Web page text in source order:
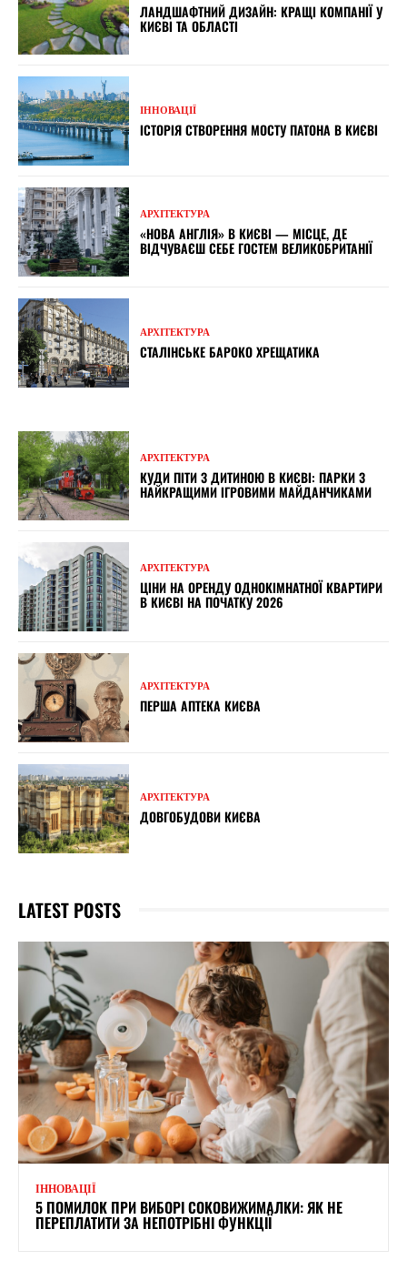
ЛАНДШАФТНИЙ ДИЗАЙН: КРАЩІ КОМПАНІЇ У
КИЄВІ ТА ОБЛАСТІ
ІННОВАЦІЇ
ІСТОРІЯ СТВОРЕННЯ МОСТУ ПАТОНА В КИЄВІ
АРХІТЕКТУРА
«НОВА АНГЛІЯ» В КИЄВІ — МІСЦЕ, ДЕ
ВІДЧУВАЄШ СЕБЕ ГОСТЕМ ВЕЛИКОБРИТАНІЇ
АРХІТЕКТУРА
СТАЛІНСЬКЕ БАРОКО ХРЕЩАТИКА
АРХІТЕКТУРА
КУДИ ПІТИ З ДИТИНОЮ В КИЄВІ: ПАРКИ З
НАЙКРАЩИМИ ІГРОВИМИ МАЙДАНЧИКАМИ
АРХІТЕКТУРА
ЦІНИ НА ОРЕНДУ ОДНОКІМНАТНОЇ КВАРТИРИ
В КИЄВІ НА ПОЧАТКУ 2026
АРХІТЕКТУРА
ПЕРША АПТЕКА КИЄВА
АРХІТЕКТУРА
ДОВГОБУДОВИ КИЄВА
LATEST POSTS
ІННОВАЦІЇ
5 ПОМИЛОК ПРИ ВИБОРІ СОКОВИЖИМАЛКИ: ЯК НЕ
ПЕРЕПЛАТИТИ ЗА НЕПОТРІБНІ ФУНКЦІЇ